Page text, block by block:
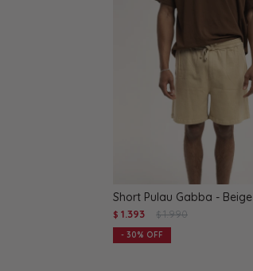
Short Pulau Gabba - Beige
$ 1.393 $ 1.990
30